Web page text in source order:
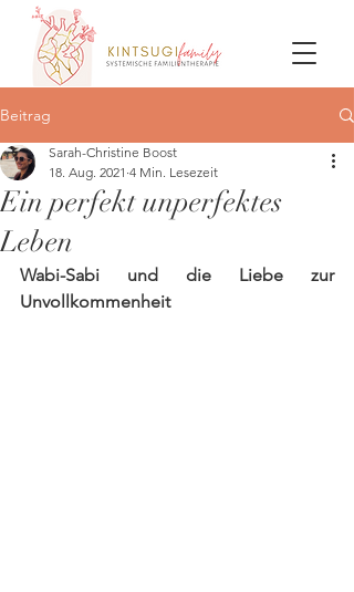
Beitrag
Ein perfekt unperfektes
Leben
Sarah-Christine Boost
18. Aug. 2021 4 Min. Lesezeit
Wabi-Sabi und die Liebe zur
Unvollkommenheit